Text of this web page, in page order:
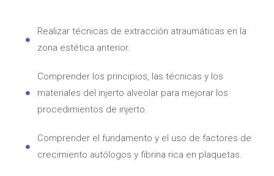
Realizar técnicas de extracción atraumáticas en la
zona estética anterior.
Comprender los principios, las técnicas y los
materiales del injerto alveolar para mejorar los
procedimientos de injerto.
Comprender el fundamento y el uso de factores de
crecimiento autólogos y fibrina rica en plaquetas.